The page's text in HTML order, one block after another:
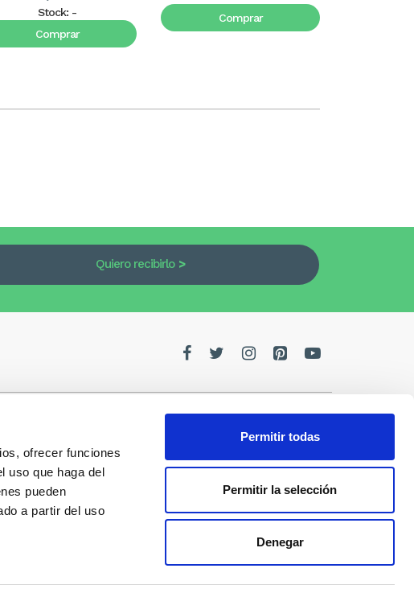
ofrecer funciones
uso que haga del
pueden
a partir del uso
Permitir todas
Permitir la selección
Denegar
Stock: -
Comprar
Comprar
Quiero recibirlo
redes
de la